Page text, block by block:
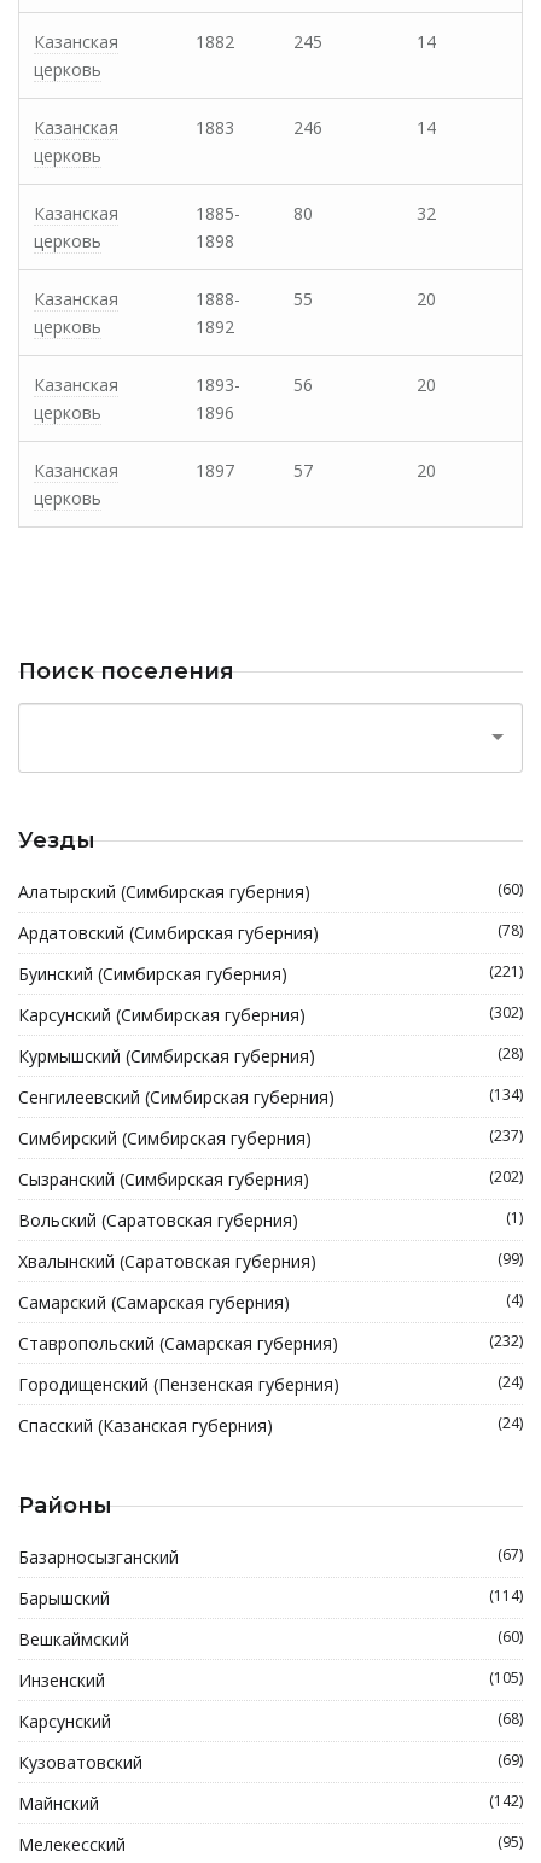
Казанская
церковь
1882 245 14
Казанская
церковь
1883 246 14
Казанская
церковь
1885-
1898
80 32
Казанская
церковь
1888-
1892
55 20
Казанская
церковь
1893-
1896
56 20
Казанская
церковь
1897 57 20
Поиск поселения
Уезды
Алатырский (Симбирская губерния) (60)
Ардатовский (Симбирская губерния) (78)
Буинский (Симбирская губерния) (221)
Карсунский (Симбирская губерния) (302)
Курмышский (Симбирская губерния) (28)
Сенгилеевский (Симбирская губерния) (134)
Симбирский (Симбирская губерния) (237)
Сызранский (Симбирская губерния) (202)
Вольский (Саратовская губерния) (1)
Хвалынский (Саратовская губерния) (99)
Самарский (Самарская губерния) (4)
Ставропольский (Самарская губерния) (232)
Городищенский (Пензенская губерния) (24)
Спасский (Казанская губерния) (24)
Районы
Базарносызганский (67)
Барышский (114)
Вешкаймский (60)
Инзенский (105)
Карсунский (68)
Кузоватовский (69)
Майнский (142)
Мелекесский (95)